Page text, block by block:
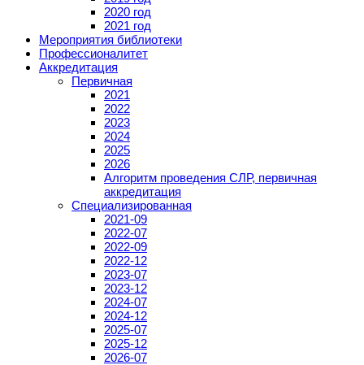
2020 год
2021 год
Мероприятия библиотеки
Профессионалитет
Аккредитация
Первичная
2021
2022
2023
2024
2025
2026
Алгоритм проведения СЛР, первичная
аккредитация
Специализированная
2021-09
2022-07
2022-09
2022-12
2023-07
2023-12
2024-07
2024-12
2025-07
2025-12
2026-07